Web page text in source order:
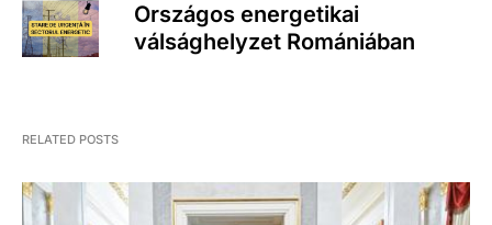
Országos energetikai
válsághelyzet Romániában
RELATED POSTS